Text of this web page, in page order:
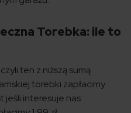
Torebka: ile to
ten z niższą sumą
torebki zapłacimy
jeśli interesuje nas